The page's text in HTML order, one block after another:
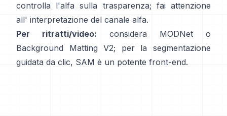
controlla l'alfa sulla trasparenza; fai attenzione
all' interpretazione del canale alfa.
Per ritratti/video: considera MODNet o
Background Matting V2; per la segmentazione
guidata da clic, SAM è un potente front-end.